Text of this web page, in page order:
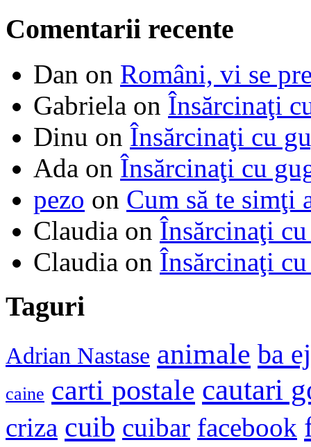
Comentarii recente
Dan on Români, vi se
Gabriela on Însărcinaţi
Dinu on Însărcinaţi cu
Ada on Însărcinaţi cu
pezo on Cum să te simţi
Claudia on Însărcinaţi
Claudia on Însărcinaţi
Taguri
Adrian Nastase animale ba
caine carti postale cautari
criza cuib cuibar facebook